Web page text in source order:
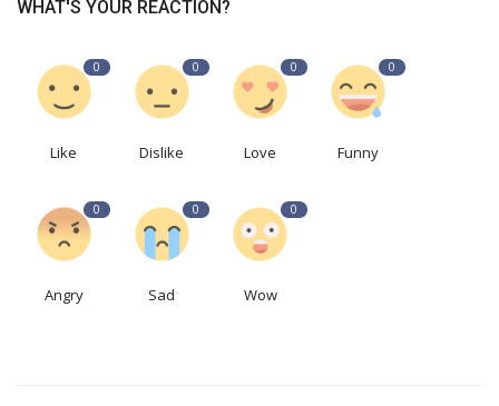
WHAT'S YOUR REACTION?
0
Like
0
Dislike
0
Love
0
Funny
0
Angry
0
Sad
0
Wow